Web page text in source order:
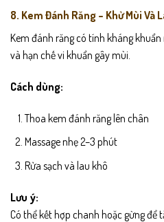
8. Kem Đánh Răng – Khử Mùi Và
Kem đánh răng có tính kháng
và hạn chế vi khuẩn gây mùi.
Cách dùng:
Thoa kem đánh răng lên chân
Massage nhẹ 2–3 phút
Rửa sạch và lau khô
Lưu ý:
Có thể kết hợp chanh hoặc gừng để